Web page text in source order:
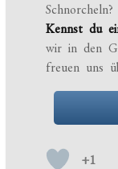
Schnorcheln?
Kennst du
wir in den
freuen uns
+1